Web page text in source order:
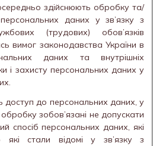
здійснюють обробку та/
даних у зв’язку з
(трудових) обов’язків
вимог законодавства України в
даних та внутрішніх
і захисту персональних даних у
доступ до персональних даних, у
зобов’язані не допускати
спосіб персональних даних, які
стали відомі у зв’язку з